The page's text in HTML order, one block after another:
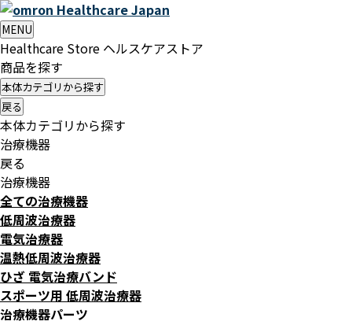
HealthcareJapan
MENU
Healthcare Store ヘルスケアストア
商品を探す
本体カテゴリから探す
戻る
本体カテゴリから探す
治療機器
戻る
治療機器
全ての治療機器
低周波治療器
電気治療器
温熱低周波治療器
ひざ 電気治療バンド
スポーツ用 低周波治療器
治療機器パーツ